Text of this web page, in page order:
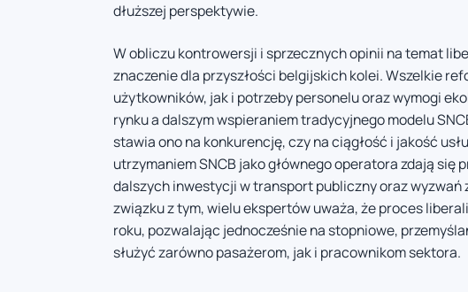
dłuższej perspektywie.
W obliczu kontrowersji i sprzecznych opinii na temat
znaczenie dla przyszłości belgijskich kolei. Wszelkie
użytkowników, jak i potrzeby personelu oraz wymogi
rynku a dalszym wspieraniem tradycyjnego modelu
stawia ono na konkurencję, czy na ciągłość i jakość
utrzymaniem SNCB jako głównego operatora zdają
dalszych inwestycji w transport publiczny oraz
związku z tym, wielu ekspertów uważa, że proces
roku, pozwalając jednocześnie na stopniowe,
służyć zarówno pasażerom, jak i pracownikom sektora.